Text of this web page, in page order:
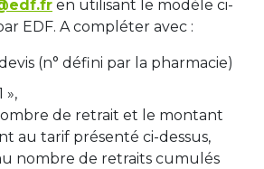
en utilisant le modèle ci-
EDF. A compléter avec :
(n° défini par la pharmacie)
»,
de retrait et le montant
au tarif présenté ci-dessus,
nombre de retraits cumulés